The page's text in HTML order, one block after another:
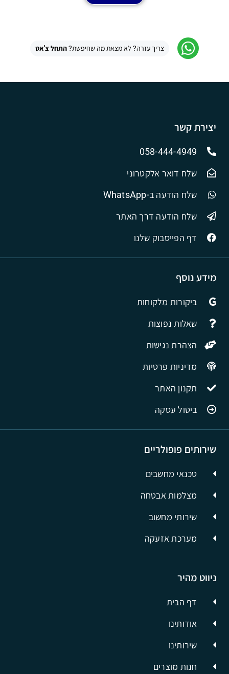
צריך עזרה? לא מצאת מה שחיפשת?התחל צ'אט
ניווט מהיר
דף הבית
אודותינו
שירותינו
חנות מוצרים
שירותים פופולריים
טכנאי מחשבים
מצלמות אבטחה
שירותי מחשוב
מערכת אזעקה
מידע נוסף
ביקורות מלקוחות
שאלות נפוצות
הצהרת נגישות
מדיניות פרטיות
תקנון האתר
ביטול עסקה
יצירת קשר
058-444-4949
שלח דואר אלקטרוני
שלח הודעה ב-WhatsApp
שלח הודעה דרך האתר
דף הפייסבוק שלנו